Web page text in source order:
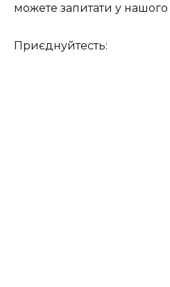
можете запитати у нашого
Приєднуйтесть: